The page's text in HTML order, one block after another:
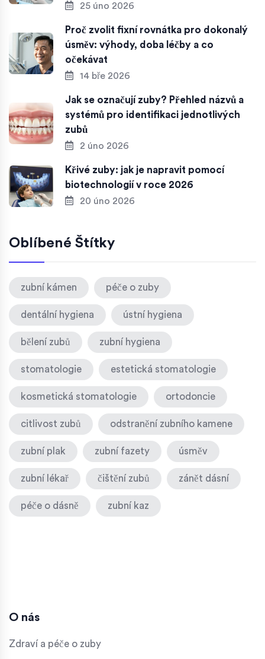
25 úno 2026
Proč zvolit fixní rovnátka pro dokonalý
úsměv: výhody, doba léčby a co
očekávat
14 bře 2026
Jak se označují zuby? Přehled názvů a
systémů pro identifikaci jednotlivých
zubů
2 úno 2026
Křivé zuby: jak je napravit pomocí
biotechnologií v roce 2026
20 úno 2026
Oblíbené Štítky
zubní kámen péče o zuby
dentální hygiena ústní hygiena
bělení zubů zubní hygiena
stomatologie estetická stomatologie
kosmetická stomatologie ortodoncie
citlivost zubů odstranění zubního kamene
zubní plak zubní fazety úsměv
zubní lékař čištění zubů zánět dásní
péče o dásně zubní kaz
O nás
Zdraví a péče o zuby